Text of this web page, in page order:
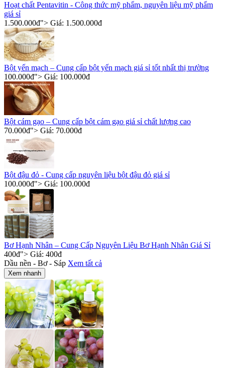
Hoạt chất Pentavitin - Công thức mỹ phẩm, nguyên liệu mỹ phẩm
giá sỉ
1.500.000đ"> Giá: 1.500.000đ
Bột yến mạch – Cung cấp bột yến mạch giá sỉ tốt nhất thị trường
100.000đ"> Giá: 100.000đ
Bột cám gạo – Cung cấp bột cám gạo giá sỉ chất lượng cao
70.000đ"> Giá: 70.000đ
Bột đậu đỏ - Cung cấp nguyên liệu bột đậu đỏ giá sỉ
100.000đ"> Giá: 100.000đ
Bơ Hạnh Nhân – Cung Cấp Nguyên Liệu Bơ Hạnh Nhân Giá Sỉ
400đ"> Giá: 400đ
Dầu nền - Bơ - Sáp Xem tất cả
Xem nhanh